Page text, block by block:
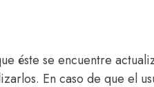
éste se encuentre
En caso de que el